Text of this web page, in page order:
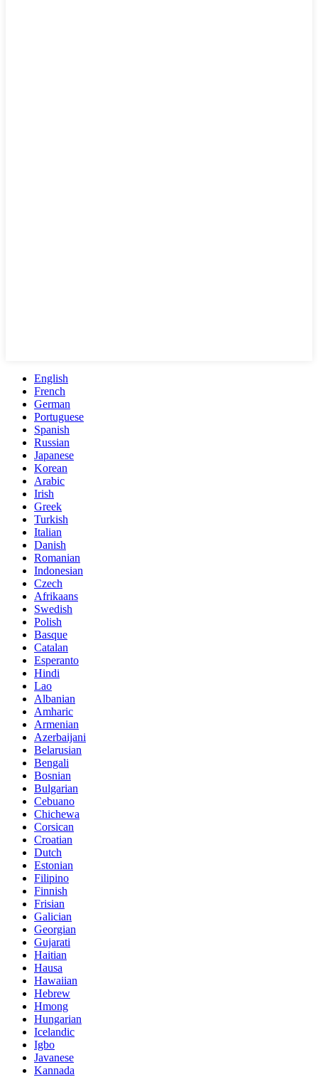
English
French
German
Portuguese
Spanish
Russian
Japanese
Korean
Arabic
Irish
Greek
Turkish
Italian
Danish
Romanian
Indonesian
Czech
Afrikaans
Swedish
Polish
Basque
Catalan
Esperanto
Hindi
Lao
Albanian
Amharic
Armenian
Azerbaijani
Belarusian
Bengali
Bosnian
Bulgarian
Cebuano
Chichewa
Corsican
Croatian
Dutch
Estonian
Filipino
Finnish
Frisian
Galician
Georgian
Gujarati
Haitian
Hausa
Hawaiian
Hebrew
Hmong
Hungarian
Icelandic
Igbo
Javanese
Kannada